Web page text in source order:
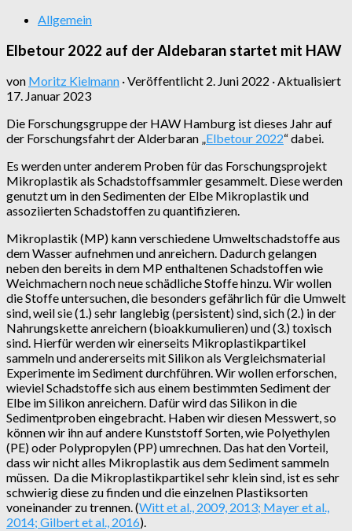
Allgemein
Elbetour 2022 auf der Aldebaran startet mit HAW
von Moritz Kielmann · Veröffentlicht 2. Juni 2022 · Aktualisiert
17. Januar 2023
Die Forschungsgruppe der HAW Hamburg ist dieses Jahr auf
der Forschungsfahrt der Alderbaran „Elbetour 2022“ dabei.
Es werden unter anderem Proben für das Forschungsprojekt
Mikroplastik als Schadstoffsammler gesammelt. Diese werden
genutzt um in den Sedimenten der Elbe Mikroplastik und
assoziierten Schadstoffen zu quantifizieren.
Mikroplastik (MP) kann verschiedene Umweltschadstoffe aus
dem Wasser aufnehmen und anreichern. Dadurch gelangen
neben den bereits in dem MP enthaltenen Schadstoffen wie
Weichmachern noch neue schädliche Stoffe hinzu. Wir wollen
die Stoffe untersuchen, die besonders gefährlich für die Umwelt
sind, weil sie (1.) sehr langlebig (persistent) sind, sich (2.) in der
Nahrungskette anreichern (bioakkumulieren) und (3.) toxisch
sind. Hierfür werden wir einerseits Mikroplastikpartikel
sammeln und andererseits mit Silikon als Vergleichsmaterial
Experimente im Sediment durchführen. Wir wollen erforschen,
wieviel Schadstoffe sich aus einem bestimmten Sediment der
Elbe im Silikon anreichern. Dafür wird das Silikon in die
Sedimentproben eingebracht. Haben wir diesen Messwert, so
können wir ihn auf andere Kunststoff Sorten, wie Polyethylen
(PE) oder Polypropylen (PP) umrechnen. Das hat den Vorteil,
dass wir nicht alles Mikroplastik aus dem Sediment sammeln
müssen. Da die Mikroplastikpartikel sehr klein sind, ist es sehr
schwierig diese zu finden und die einzelnen Plastiksorten
voneinander zu trennen. (Witt et al., 2009, 2013; Mayer et al.,
2014; Gilbert et al., 2016).